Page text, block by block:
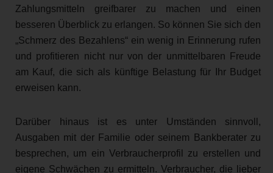
Zahlungsmitteln greifbarer zu machen und einen
besseren Überblick zu erlangen. So können Sie sich den
„Schmerz des Bezahlens“ ein wenig in Erinnerung rufen
und profitieren nicht nur von der unmittelbaren Freude
am Kauf, die sich als künftige Belastung für Ihr Budget
erweisen kann.
Darüber hinaus ist es unter Umständen sinnvoll,
Ausgaben mit der Familie oder seinem Bankberater zu
besprechen, um ein Verbraucherprofil zu erstellen und
eigene Schwächen zu ermitteln. Verbraucher, die lieber